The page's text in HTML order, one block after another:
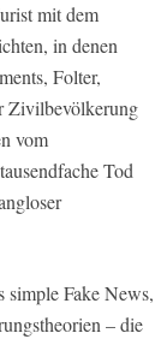
mit dem
in denen
Folter,
Zivilbevölkerung
vom
Tod
simple Fake News,
– die